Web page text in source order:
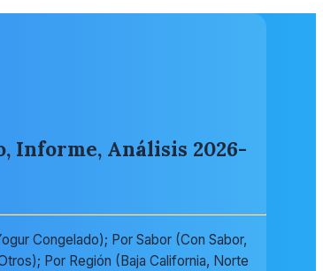
Informe, Análisis 2026-
Congelado); Por Sabor (Con Sabor,
Por Región (Baja California, Norte